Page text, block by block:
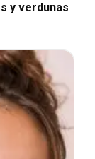
y verdunas